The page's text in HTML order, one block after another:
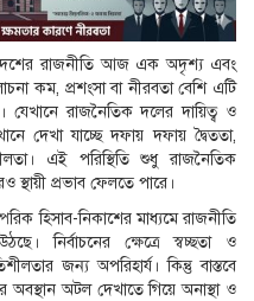
রাজনীতি আজ এক অদৃশ্য এবং
কম, প্রশংসা বা নীরবতা বেশি এটি
যেখানে রাজনৈতিক দলের দায়িত্ব ও
দেখা যাচ্ছে দফায় দফায় দ্বৈততা,
এই পরিস্থিতি শুধু রাজনৈতিক
স্থায়ী প্রভাব ফেলতে পারে।
হিসাব-নিকাশের মাধ্যমে রাজনীতি
নির্বাচনের ক্ষেত্রে স্বচ্ছতা ও
জন্য অপরিহার্য। কিন্তু বাস্তবে
অবস্থান অটল দেখাতে গিয়ে অনাস্থা ও